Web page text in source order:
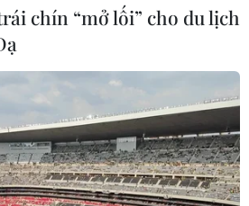
kiểm soát, phòng,
mùa khỉ
tỉnh, thành phố giám sát chặt chẽ
chín “mở lối” cho du lịch